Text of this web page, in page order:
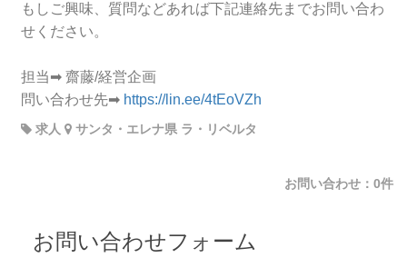
もしご興味、質問などあれば下記連絡先までお問い合わ
せください。
担当➡︎ 齋藤/経営企画
問い合わせ先➡︎ https://lin.ee/4tEoVZh
求人 サンタ・エレナ県 ラ・リベルタ
お問い合わせ：0件
お問い合わせフォーム